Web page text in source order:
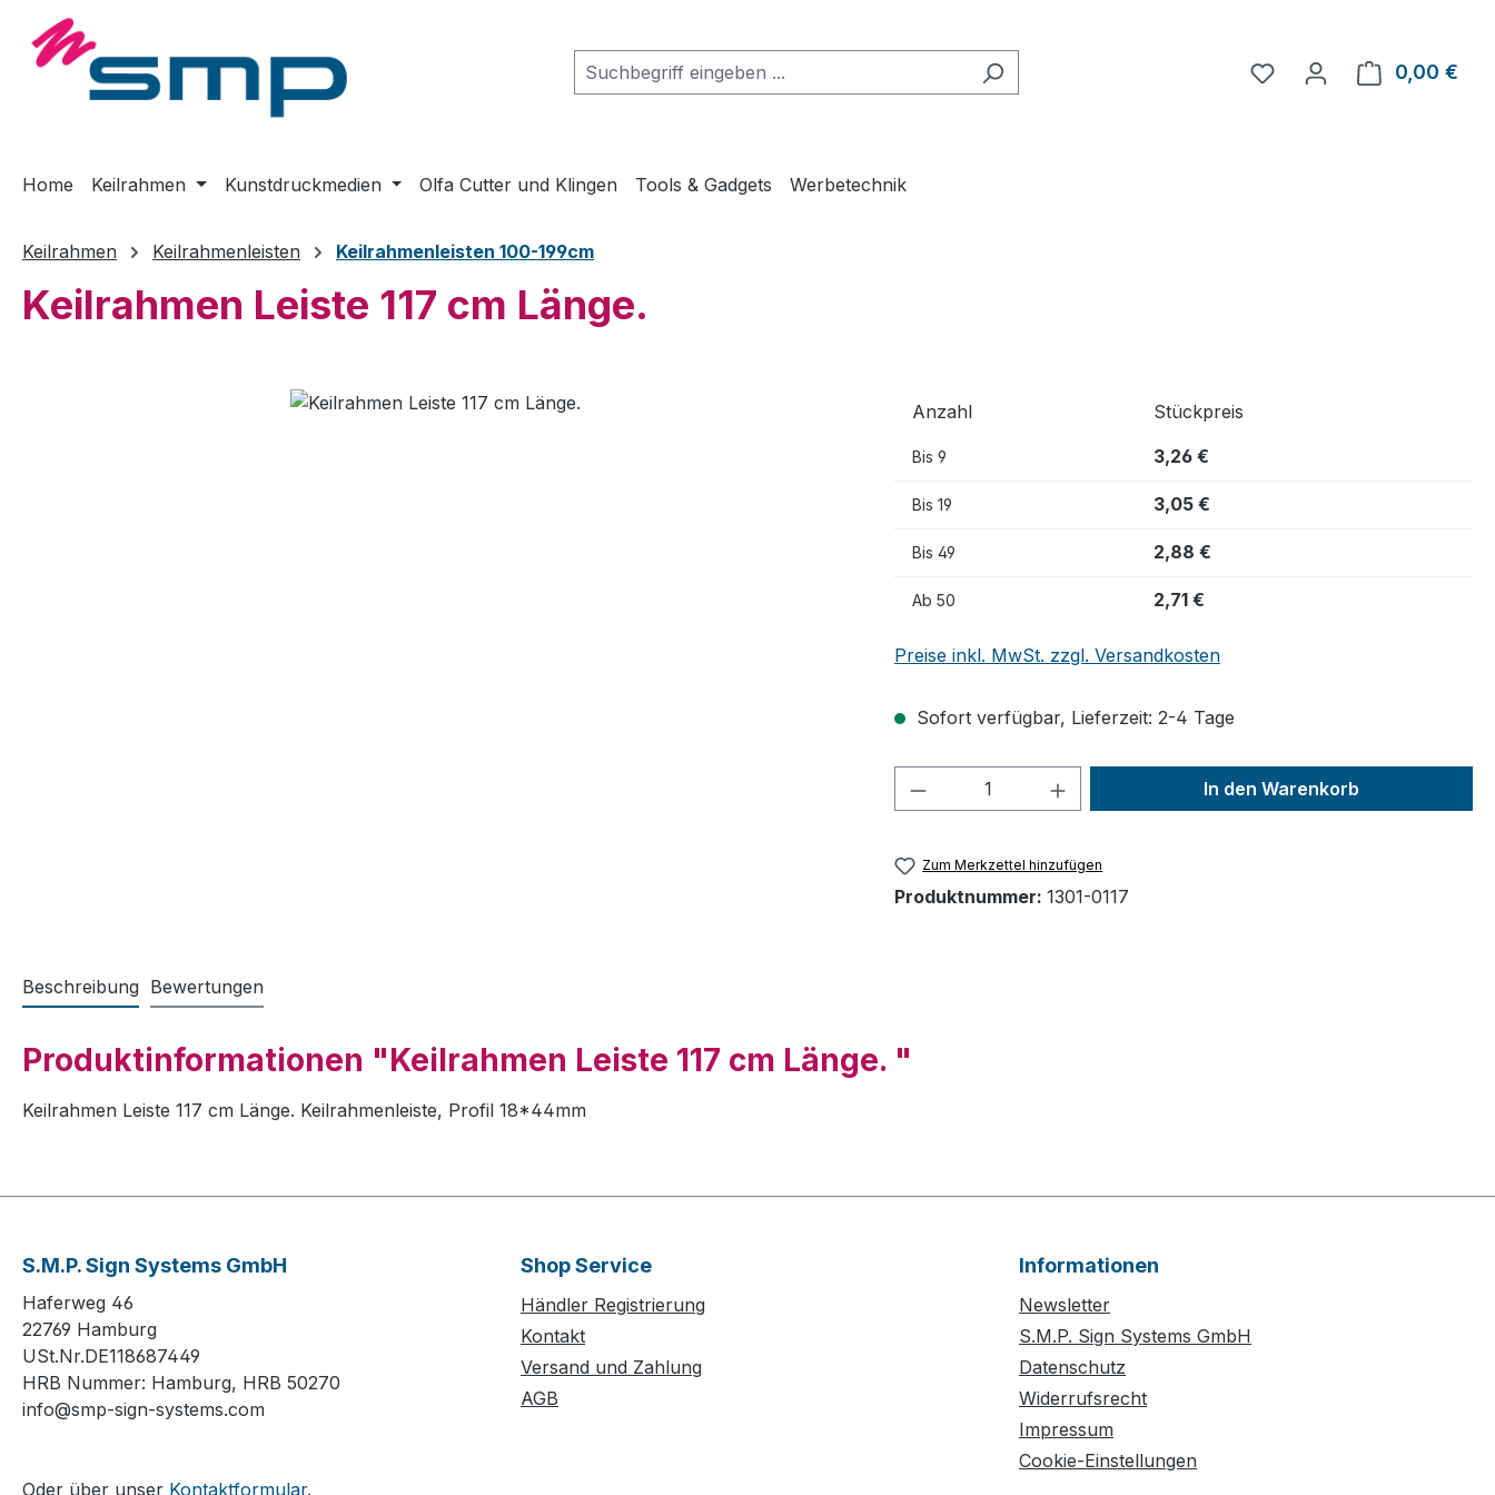
Hauptinhalt springen
Zur Suche springen
Zur Hauptnavigation springen
0,00 €
Home Keilrahmen Kunstdruckmedien Olfa Cutter und Klingen Tools & Gadgets Werbetechnik
Keilrahmen Keilrahmenleisten Keilrahmenleisten 100-199cm
Keilrahmen Leiste 117 cm Länge.
Anzahl Stückpreis
Bis 9 3,26 €
Bis 19 3,05 €
Bis 49 2,88 €
Ab 50 2,71 €
Preise inkl. MwSt. zzgl. Versandkosten
Sofort verfügbar, Lieferzeit: 2-4 Tage
Produkt Anzahl: Gib den gewünschten Wert
In den Warenkorb
Zum Merkzettel hinzufügen
Produktnummer: 1301-0117
Beschreibung Bewertungen
Produktinformationen "Keilrahmen Leiste 117 cm Länge. "
Keilrahmen Leiste 117 cm Länge. Keilrahmenleiste, Profil 18*44mm
S.M.P. Sign Systems GmbH
Haferweg 46
22769 Hamburg
USt.Nr.DE118687449
HRB Nummer: Hamburg, HRB 50270
info@smp-sign-systems.com
Oder über unser Kontaktformular.
Shop Service
Händler Registrierung
Kontakt
Versand und Zahlung
AGB
Informationen
Newsletter
S.M.P. Sign Systems GmbH
Datenschutz
Widerrufsrecht
Impressum
Cookie-Einstellungen